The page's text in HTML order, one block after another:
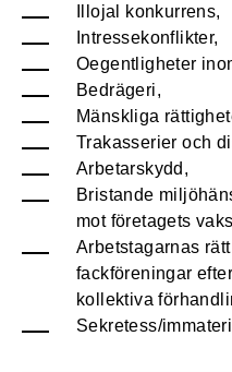
Illojal konkurrens,
Intressekonflikter,
Oegentligheter
Bedrägeri,
Mänskliga
Trakasserier och
Arbetarskydd,
Bristande
mot företagets
Arbetstagarnas
fackföreningar
kollektiva
Sekretess/